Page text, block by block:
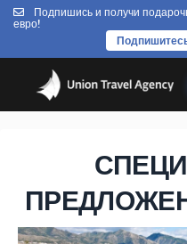
Подпишись и получи
евро!